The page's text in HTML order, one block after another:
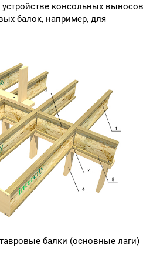
консольных выносов
балок, например, для
балки (основные лаги)